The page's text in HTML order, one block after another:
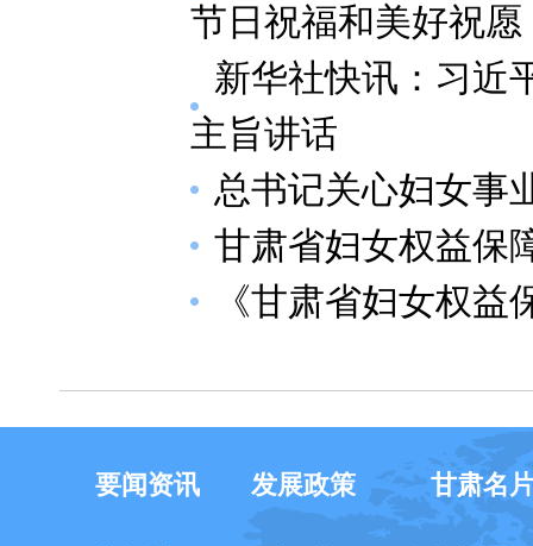
节日祝福和美好祝愿
新华社快讯：习近
主旨讲话
总书记关心妇女事
甘肃省妇女权益保
《甘肃省妇女权
要闻资讯 发展政策 甘肃名